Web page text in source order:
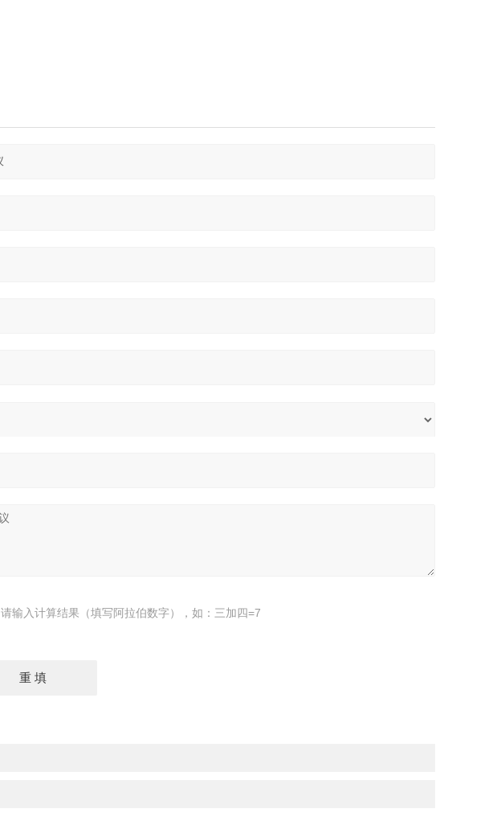
请输入计算结果（填写阿拉伯数字），如：三加四=7